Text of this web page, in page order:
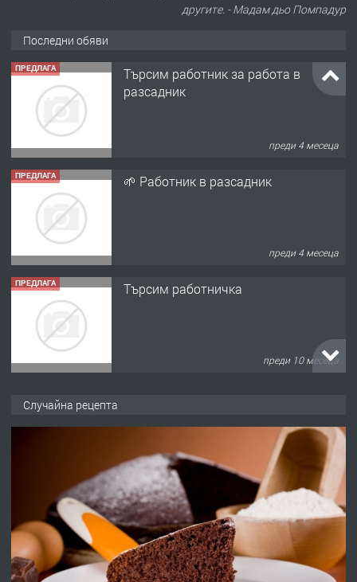
другите. - Мадам дьо Помпадур
Последни обяви
ПРЕДЛАГА
Търсим работник за работа в
разсадник
преди 4 месеца
ПРЕДЛАГА 🌱 Работник в разсадник
преди 4 месеца
ПРЕДЛАГА Търсим работничка
преди 10 месеца
преди 1 година
ПРЕДЛАГА Работа за общи работници
преди 1 година
Случайна рецепта